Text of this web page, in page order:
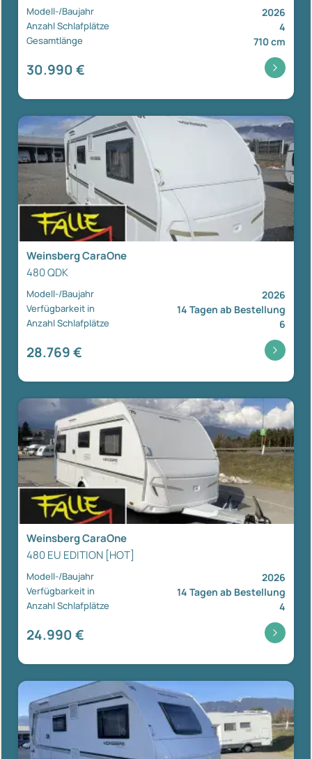
Modell-/Baujahr 2026
Anzahl Schlafplätze 4
Gesamtlänge 710 cm
30.990 €
Weinsberg CaraOne
480 QDK
Modell-/Baujahr 2026
Verfügbarkeit in 14 Tagen ab Bestellung
Anzahl Schlafplätze 6
28.769 €
Weinsberg CaraOne
480 EU EDITION [HOT]
Modell-/Baujahr 2026
Verfügbarkeit in 14 Tagen ab Bestellung
Anzahl Schlafplätze 4
24.990 €